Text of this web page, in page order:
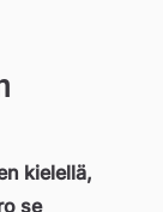
kielellä,
se